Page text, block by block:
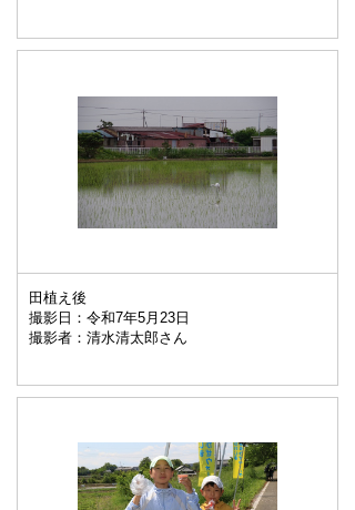
田植え後
撮影日：令和7年5月23日
撮影者：清水清太郎さん